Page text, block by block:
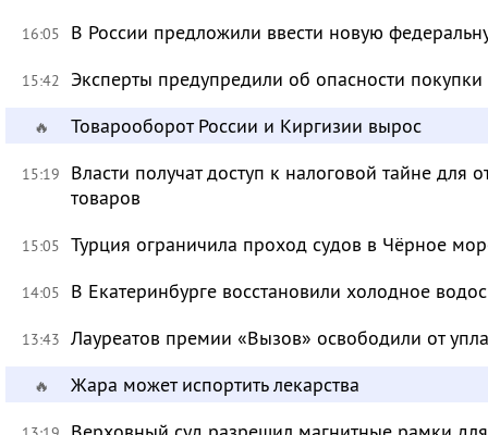
16:05 В России предложили ввести новую
15:42 Эксперты предупредили об опасности
🔥 Товарооборот России и Киргизии вырос
15:19
Власти получат доступ к налоговой тайне для
товаров
15:05 Турция ограничила проход судов в Чёрное
14:05 В Екатеринбурге восстановили холодное
13:43 Лауреатов премии «Вызов» освободили от
🔥 Жара может испортить лекарства